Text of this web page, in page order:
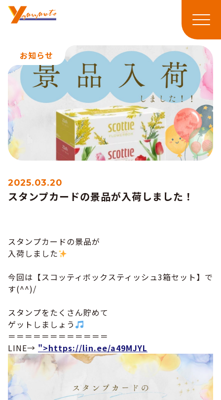
メニ
お知らせ
2025.03.20
スタンプカードの景品が入荷しました！
スタンプカードの景品が
入荷しました
今回は【スコッティボックスティッシュ3箱セット】で
す(^^)/
スタンプをたくさん貯めて
ゲットしましょう
＝＝＝＝＝＝＝＝＝＝＝＝
LINE→ ">https://lin.ee/a49MJYL